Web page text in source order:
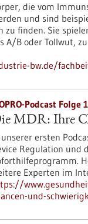
die vom
und sind
zu finden. Sie
B oder Tollwut,
bw.de/
Podcast Folge
MDR: Ihre
ersten
Regulation und
Experten im
und-